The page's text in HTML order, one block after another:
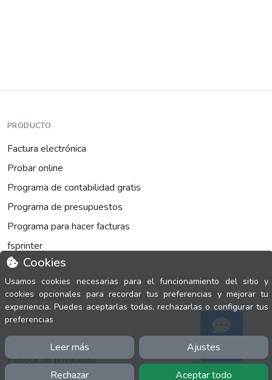
Cookies
Usamos cookies necesarias para el funcionamiento del sitio y
cookies opcionales para recordar tus preferencias y mejorar tu
experiencia. Puedes aceptarlas todas, rechazarlas o configurar tus
preferencias
Leer más Ajustes
Rechazar Aceptar todo
PRODUCTO
Factura electrónica
Probar online
Programa de contabilidad gratis
Programa de presupuestos
Programa para hacer facturas
fsprinter
INFORMACIÓN
Facebook
Polícita de cookies
Política de privacidad
Soporte